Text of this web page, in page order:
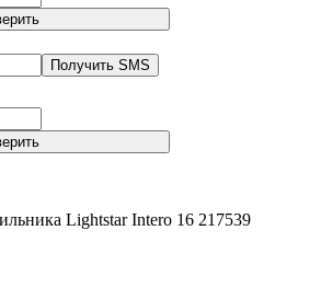
Получить SMS
Lightstar Intero 16 217539